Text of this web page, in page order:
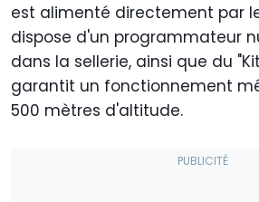
est alimenté directement par
dispose d'un programmateur
dans la sellerie, ainsi que du
garantit un fonctionnement
500 mètres d'altitude.